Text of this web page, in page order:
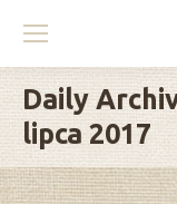
Daily
lipca 2017